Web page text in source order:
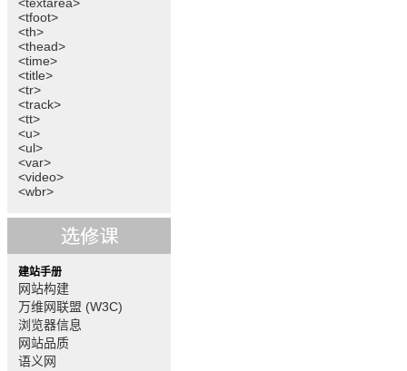
<tfoot>
<th>
<thead>
<time>
<title>
<tr>
<track>
<tt>
<u>
<ul>
<var>
<video>
<wbr>
建站手册
网站构建
万维网联盟 (W3C)
浏览器信息
网站品质
语义网